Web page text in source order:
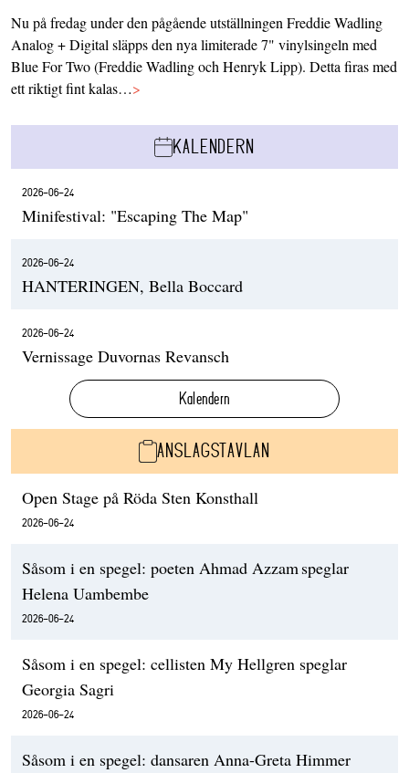
Nu på fredag under den pågående utställningen Freddie Wadling
Analog + Digital släpps den nya limiterade 7" vinylsingeln med
Blue For Two (Freddie Wadling och Henryk Lipp). Detta firas med
ett riktigt fint kalas…>
KALENDERN
2026-06-24
Minifestival: "Escaping The Map"
2026-06-24
HANTERINGEN, Bella Boccard
2026-06-24
Vernissage Duvornas Revansch
Kalendern
ANSLAGSTAVLAN
Open Stage på Röda Sten Konsthall
2026-06-24
Såsom i en spegel: poeten Ahmad Azzam speglar
Helena Uambembe
2026-06-24
Såsom i en spegel: cellisten My Hellgren speglar
Georgia Sagri
2026-06-24
Såsom i en spegel: dansaren Anna-Greta Himmer